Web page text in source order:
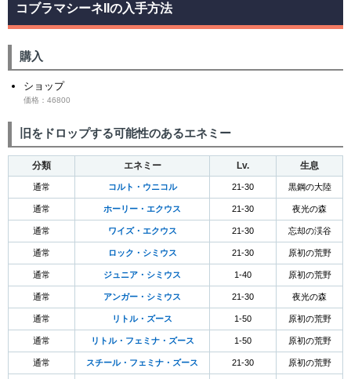
コブラマシーネIIの入手方法
購入
ショップ
価格：46800
旧をドロップする可能性のあるエネミー
分類 エネミー Lv. 生息
通常 コルト・ウニコル 21-30 黒鋼の大陸
通常 ホーリー・エクウス 21-30 夜光の森
通常 ワイズ・エクウス 21-30 忘却の渓谷
通常 ロック・シミウス 21-30 原初の荒野
通常 ジュニア・シミウス 1-40 原初の荒野
通常 アンガー・シミウス 21-30 夜光の森
通常 リトル・ズース 1-50 原初の荒野
通常 リトル・フェミナ・ズース 1-50 原初の荒野
通常 スチール・フェミナ・ズース 21-30 原初の荒野